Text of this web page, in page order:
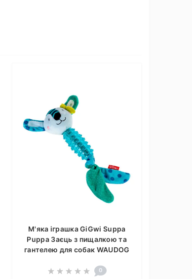
М'яка іграшка GiGwi Suppa
Puppa Заєць з пищалкою та
гантелею для собак WAUDOG
0